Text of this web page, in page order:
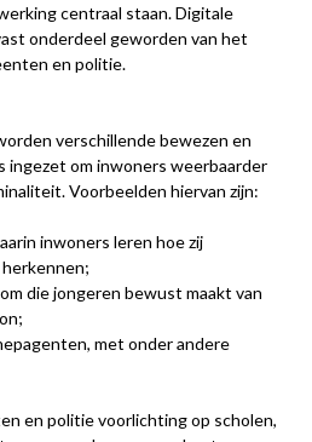
centraal staan. Digitale
onderdeel geworden van het
en politie.
verschillende bewezen en
om inwoners weerbaarder
Voorbeelden hiervan zijn:
inwoners leren hoe zij
die jongeren bewust maakt van
met onder andere
en politie voorlichting op scholen,